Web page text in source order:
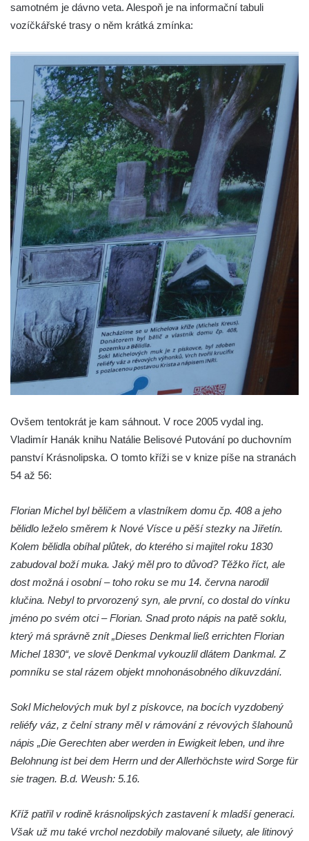
Centrální kříž hřbitova ve Velešíně
Kříž u kostela svatého Václava ve Velešíně
Kříž u brány na hřbitov ve Velešíně
Kříž na zahradě domu čp. 127 v Římově
Kříž u fary v Římově
Kříž u lípy Jana Gurreho v Římově
Boží muka u hřbitova v Římově
Centrální kříž hřbitova v Římově
Kříž na návsi v Dolním Třeboníně
Kříž poblíž domu čp. 169 v Plavu
Kříž na návsi v Plavu
Boží muka v Plavu
Kříž u Obrázku severovýchodně od
Práchně
Kříž na rozcestí u domu čp. 283 v Dolním
Podluží
Görnerův kříž u silnice č. 264 v Dolním
Podluží
Kříž u domu čp. 155 v Chřibské
Kříž jižně od Bukolu
Centrální kříž hřbitova v Chouči
Kříž na rozcestí v Záluží
Kříž v ulici V Zátiší v Dobříni
Kříž v centru Liběšic
Kříž na návsi v Chouči
Boží muka na rozcestí východně od Chouče
Kříž u domu čp. 3 v Chrámcích
Kříž u polní cesty severozápadně od Kozel
Údajný kříž na návsi v Kozlech
samotném je dávno veta. Alespoň je na informační tabuli
vozíčkářské trasy o něm krátká zmínka:
Ovšem tentokrát je kam sáhnout. V roce 2005 vydal ing.
Vladimír Hanák knihu Natálie Belisové Putování po duchovním
panství Krásnolipska. O tomto kříži se v knize píše na stranách
54 až 56:
Florian Michel byl běličem a vlastníkem domu čp. 408 a jeho
bělidlo leželo směrem k Nové Vísce u pěší stezky na Jiřetín.
Kolem bělidla obíhal plůtek, do kterého si majitel roku 1830
zabudoval boží muka. Jaký měl pro to důvod? Těžko říct, ale
dost možná i osobní – toho roku se mu 14. června narodil
klučina. Nebyl to prvorozený syn, ale první, co dostal do vínku
jméno po svém otci – Florian. Snad proto nápis na patě soklu,
který má správně znít „Dieses Denkmal ließ errichten Florian
Michel 1830“, ve slově Denkmal vykouzlil dlátem Dankmal. Z
pomníku se stal rázem objekt mnohonásobného díkuvzdání.
Sokl Michelových muk byl z pískovce, na bocích vyzdobený
reliéfy váz, z čelní strany měl v rámování z révových šlahounů
nápis „Die Gerechten aber werden in Ewigkeit leben, und ihre
Belohnung ist bei dem Herrn und der Allerhöchste wird Sorge für
sie tragen. B.d. Weush: 5.16.
Kříž patřil v rodině krásnolipských zastavení k mladší generaci.
Však už mu také vrchol nezdobily malované siluety, ale litinový